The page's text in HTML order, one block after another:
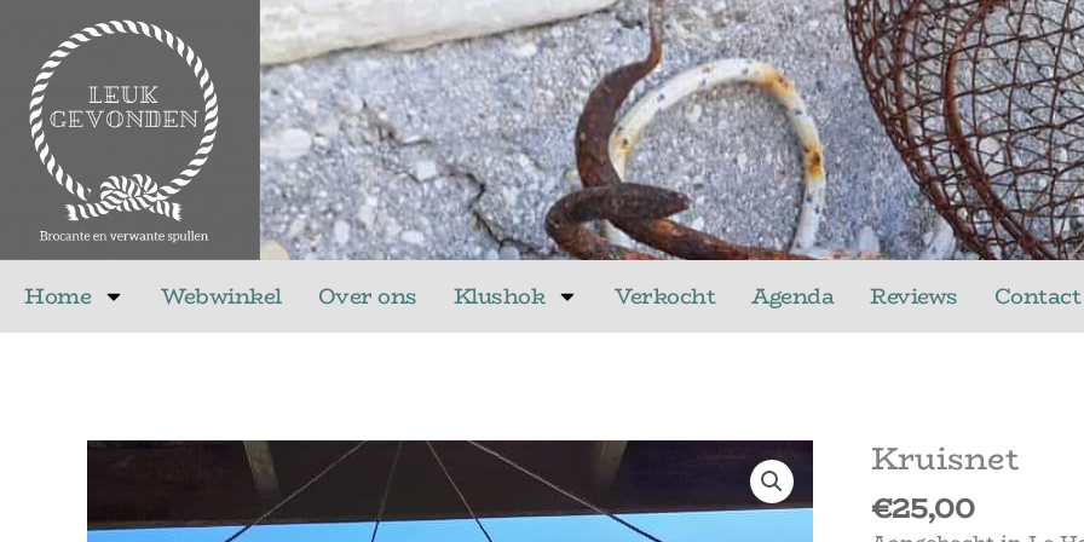
inhoud
Home Webwinkel Over ons Klushok Verkocht Agenda Reviews Contact
Kruisnet
€25,00